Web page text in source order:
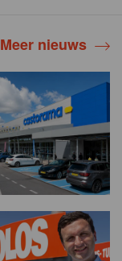
Meer nieuws